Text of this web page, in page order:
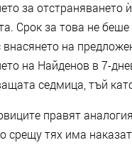
за отстраняването
Срок за това не
на
на Найденов в 7-
седмица, тъй
правят
срещу тях има